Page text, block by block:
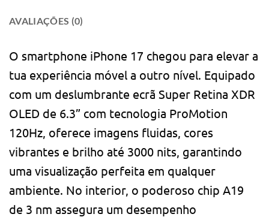
AVALIAÇÕES (0)
O smartphone iPhone 17 chegou para elevar a
tua experiência móvel a outro nível. Equipado
com um deslumbrante ecrã Super Retina XDR
OLED de 6.3” com tecnologia ProMotion
120Hz, oferece imagens fluidas, cores
vibrantes e brilho até 3000 nits, garantindo
uma visualização perfeita em qualquer
ambiente. No interior, o poderoso chip A19
de 3 nm assegura um desempenho